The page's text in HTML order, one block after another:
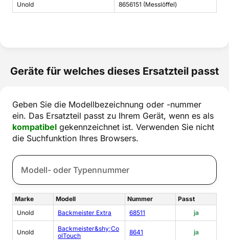
Unold 8656151 (Messlöffel)
Geräte für welches dieses Ersatzteil passt
Geben Sie die Modellbezeichnung oder -nummer
ein. Das Ersatzteil passt zu Ihrem Gerät, wenn es als
kompatibel gekennzeichnet ist. Verwenden Sie nicht
die Suchfunktion Ihres Browsers.
Marke Modell Nummer
Passt
Unold
Backmeister Extra 68511 ja
Unold
Backmeister&shy;Co
olTouch
8641 ja